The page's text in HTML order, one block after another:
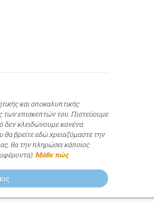
και αποκαλυπτικής
των επισκεπτών του. Πιστεύουμε
δεν κλειδώνουμε κανένα
βρείτε εδώ χρειαζόμαστε την
θα την πληρώσει κάποιος
Μάθε πώς